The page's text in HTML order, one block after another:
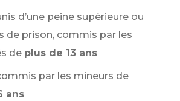
d’une peine supérieure ou
de prison, commis par les
de plus de 13 ans
par les mineurs de
ans